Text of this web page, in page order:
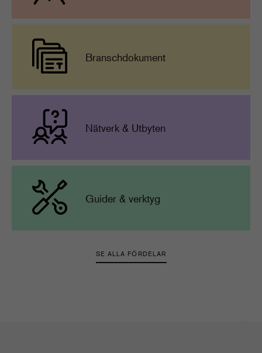
Branschdokument
Nätverk & Utbyten
Guider & verktyg
SE ALLA FÖRDELAR